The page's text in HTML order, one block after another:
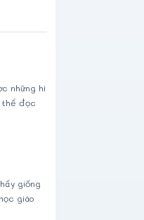
những hì
thể đọc
giống
giáo